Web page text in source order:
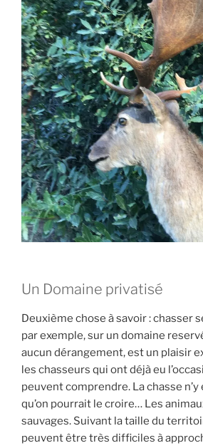
Un Domaine privatisé
Deuxième chose à savoir : chasser
par exemple, sur un domaine
aucun dérangement, est un plaisir
les chasseurs qui ont déjà eu
peuvent comprendre. La chasse n’y
qu’on pourrait le croire… Les
sauvages. Suivant la taille du
peuvent être très difficiles à